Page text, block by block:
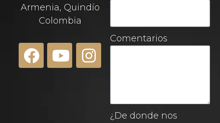
Armenia, Quindío
Colombia
Comentarios
¿De donde nos